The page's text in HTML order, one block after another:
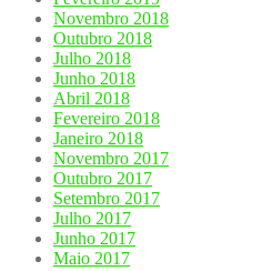
Novembro 2018
Outubro 2018
Julho 2018
Junho 2018
Abril 2018
Fevereiro 2018
Janeiro 2018
Novembro 2017
Outubro 2017
Setembro 2017
Julho 2017
Junho 2017
Maio 2017